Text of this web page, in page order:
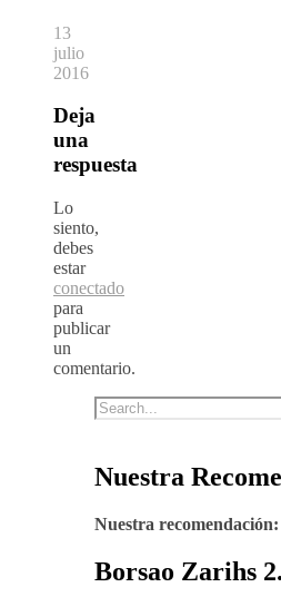
13
julio
2016
Deja
una
respuesta
Lo
siento,
debes
estar
conectado
para
publicar
un
comentario.
Nuestra
Nuestra recomendación:
Borsao Zarihs